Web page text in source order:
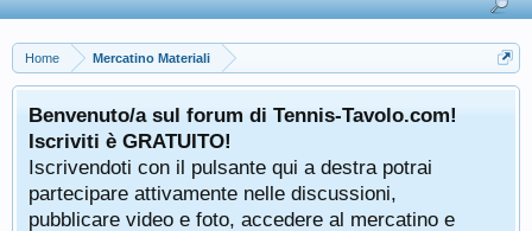
Home Mercatino Materiali
Benvenuto/a sul forum di Tennis-Tavolo.com!
Iscriviti è GRATUITO!
Iscrivendoti con il pulsante qui a destra potrai
partecipare attivamente nelle discussioni,
pubblicare video e foto, accedere al mercatino e